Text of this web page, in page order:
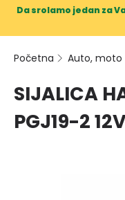
Da srolamo jedan za
Početna Auto, moto
SIJALICA
PGJ19-2